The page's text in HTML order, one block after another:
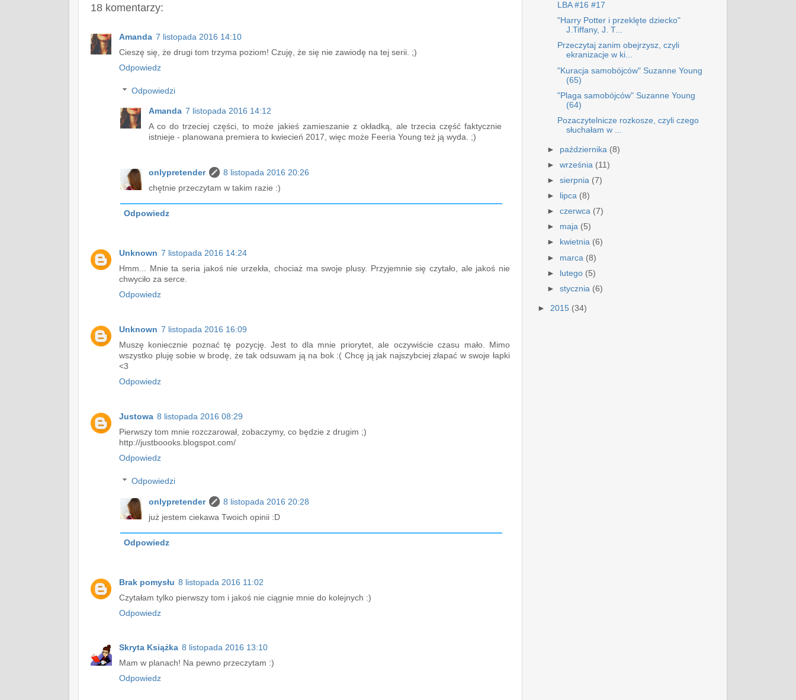
18 komentarzy:
Amanda 7 listopada 2016 14:10
Cieszę się, że drugi tom trzyma poziom! Czuję, że się nie zawiodę na tej serii. ;)
Odpowiedz
Odpowiedzi
Amanda 7 listopada 2016 14:12
A co do trzeciej części, to może jakieś zamieszanie z okładką, ale trzecia część faktycznie
istnieje - planowana premiera to kwiecień 2017, więc może Feeria Young też ją wyda. ;)
onlypretender
8 listopada 2016 20:26
chętnie przeczytam w takim razie :)
Odpowiedz
Unknown 7 listopada 2016 14:24
Hmm... Mnie ta seria jakoś nie urzekła, chociaż ma swoje plusy. Przyjemnie się czytało, ale jakoś nie
chwyciło za serce.
Odpowiedz
Unknown 7 listopada 2016 16:09
Muszę koniecznie poznać tę pozycję. Jest to dla mnie priorytet, ale oczywiście czasu mało. Mimo
wszystko pluję sobie w brodę, że tak odsuwam ją na bok :( Chcę ją jak najszybciej złapać w swoje łapki
<3
Odpowiedz
Justowa 8 listopada 2016 08:29
Pierwszy tom mnie rozczarował, zobaczymy, co będzie z drugim ;)
http://justboooks.blogspot.com/
Odpowiedz
Odpowiedzi
onlypretender
8 listopada 2016 20:28
już jestem ciekawa Twoich opinii :D
Odpowiedz
Brak pomysłu 8 listopada 2016 11:02
Czytałam tylko pierwszy tom i jakoś nie ciągnie mnie do kolejnych :)
Odpowiedz
Skryta Książka 8 listopada 2016 13:10
Mam w planach! Na pewno przeczytam :)
Odpowiedz
LBA #16 #17
"Harry Potter i przeklęte dziecko"
J.Tiffany, J. T...
Przeczytaj zanim obejrzysz, czyli
ekranizacje w ki...
"Kuracja samobójców" Suzanne Young
(65)
"Plaga samobójców" Suzanne Young
(64)
Pozaczytelnicze rozkosze, czyli czego
słuchałam w ...
► października (8)
►września (11)
►sierpnia (7)
►
lipca (8)
►czerwca (7)
► maja (5)
►
kwietnia (6)
► marca (8)
► lutego (5)
►stycznia (6)
► 2015 (34)